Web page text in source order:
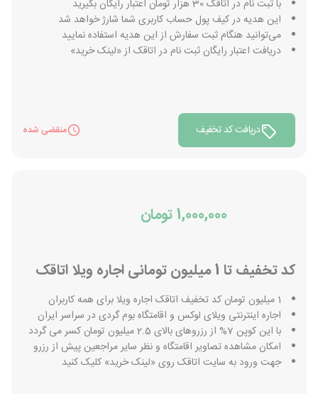
با ثبت نام در اتاقک 30 هزار تومان اعتبار رایگان بگیرید
این هدیه در کیف پول حساب کاربری شما شارژ خواهد شد
می‌توانید هنگام ثبت سفارش از این هدیه استفاده نمایید
دریافت اعتبار رایگان ثبت نام در اتاقک از «لینک خرید»
دریافت کد تخفیف منقضی شده
1,000,000 تومان
کد تخفیف تا 1 میلیون تومانی اجاره ویلا اتاقک
1 میلیون تومان کد تخفیف اتاقک اجاره ویلا برای همه کاربران
اجاره اینترنتی ویلای لوکس و اقامتگاه بوم گردی در سراسر ایران
با این کوپن 7% از رزروهای بالای 2.5 میلیون تومان کسر می گردد
امکان مشاهده تصاویر اقامتگاه و نظر سایر مراجعین پیش از رزرو
جهت ورود به سایت اتاقک روی «لینک خرید» کلیک کنید